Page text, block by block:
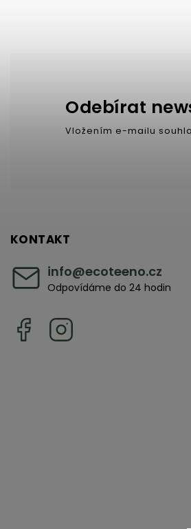
KONTAKT
info@ecoteeno.cz
Odpovídáme do 24 hodin
Odebírat
Vložením e-mailu